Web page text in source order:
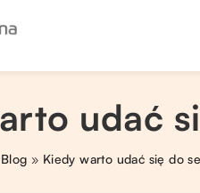
udać
Blog » Kiedy warto udać się do